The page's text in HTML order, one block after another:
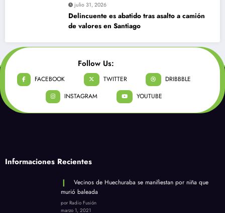
julio 31, 2026
Delincuente es abatido tras asalto a camión
de valores en Santiago
Follow Us:
FACEBOOK TWITTER
DRIBBBLE
INSTAGRAM
YOUTUBE
Informaciones Recientes
Vecinos de Huechuraba se manifiestan por niña que
murió baleada
por Radio Fusión
marzo 1, 2021